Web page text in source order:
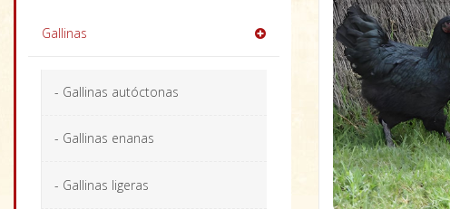
Gallinas
- Gallinas autóctonas
- Gallinas enanas
- Gallinas ligeras